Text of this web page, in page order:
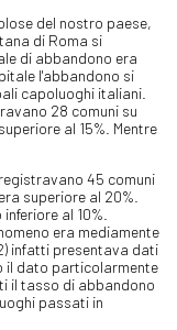
del nostro paese,
di Roma si
di abbandono era
l'abbandono si
capoluoghi italiani.
28 comuni su
al 15%. Mentre
45 comuni
superiore al 20%.
al 10%.
era mediamente
infatti presentava dati
il dato particolarmente
il tasso di abbandono
passati in